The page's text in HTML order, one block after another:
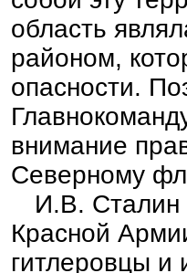
область
районом,
опасности.
внимание
Северному
И.В. Сталин
Красной
гитлеровцы и